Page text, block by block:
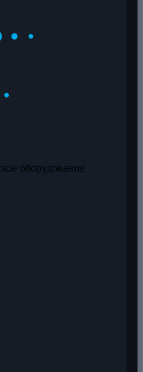
оборудование